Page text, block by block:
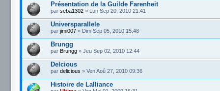
Présentation de la Guilde Farenheit
par seba1302 » Lun Sep 20, 2010 21:41
Universparallele
par jimi007 » Dim Sep 05, 2010 15:48
Brungg
par Brungg » Jeu Sep 02, 2010 12:44
Delcious
par delicious » Ven Aoû 27, 2010 09:36
Histoire de Lalliance